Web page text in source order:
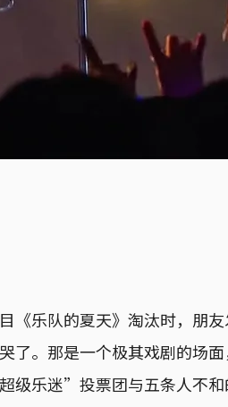
《乐队的夏天》淘汰时，朋
了。那是一个极其戏剧的场
级乐迷”投票团与五条人不和